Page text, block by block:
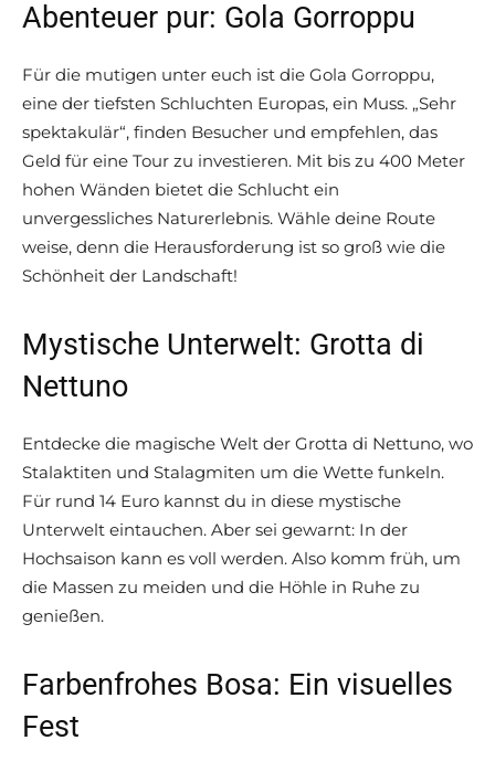
Abenteuer pur: Gola Gorroppu
Für die mutigen unter euch ist die Gola Gorroppu,
eine der tiefsten Schluchten Europas, ein Muss. „Sehr
spektakulär“, finden Besucher und empfehlen, das
Geld für eine Tour zu investieren. Mit bis zu 400 Meter
hohen Wänden bietet die Schlucht ein
unvergessliches Naturerlebnis. Wähle deine Route
weise, denn die Herausforderung ist so groß wie die
Schönheit der Landschaft!
Mystische Unterwelt: Grotta di
Nettuno
Entdecke die magische Welt der Grotta di Nettuno, wo
Stalaktiten und Stalagmiten um die Wette funkeln.
Für rund 14 Euro kannst du in diese mystische
Unterwelt eintauchen. Aber sei gewarnt: In der
Hochsaison kann es voll werden. Also komm früh, um
die Massen zu meiden und die Höhle in Ruhe zu
genießen.
Farbenfrohes Bosa: Ein visuelles
Fest